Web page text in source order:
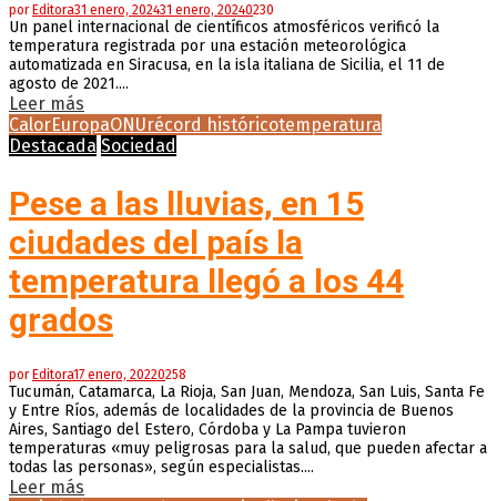
porEditora31 enero, 202431 enero, 20240230
Un panel internacional de científicos atmosféricos verificó la
temperatura registrada por una estación meteorológica
automatizada en Siracusa, en la isla italiana de Sicilia, el 11 de
agosto de 2021....
Leer más
CalorEuropaONUrécord históricotemperatura
Destacada Sociedad
Pese a las lluvias, en 15
ciudades del país la
temperatura llegó a los 44
grados
porEditora17 enero, 20220258
Tucumán, Catamarca, La Rioja, San Juan, Mendoza, San Luis, Santa Fe
y Entre Ríos, además de localidades de la provincia de Buenos
Aires, Santiago del Estero, Córdoba y La Pampa tuvieron
temperaturas «muy peligrosas para la salud, que pueden afectar a
todas las personas», según especialistas....
Leer más